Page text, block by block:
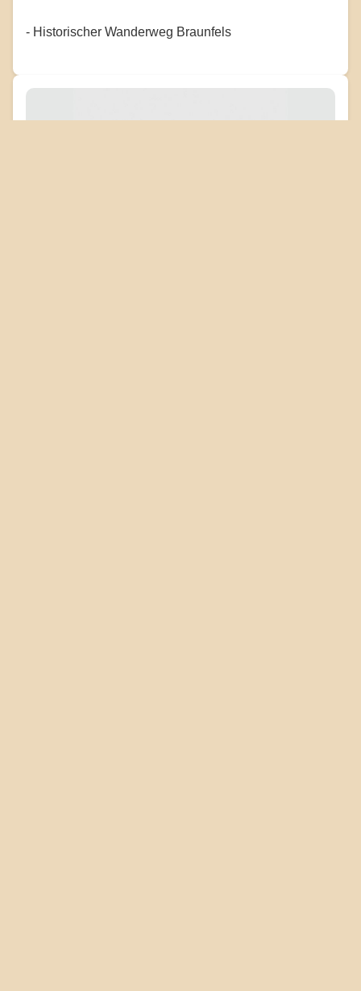
- Historischer Wanderweg Braunfels